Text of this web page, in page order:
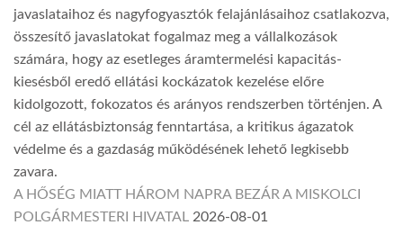
javaslataihoz és nagyfogyasztók felajánlásaihoz csatlakozva,
összesítő javaslatokat fogalmaz meg a vállalkozások
számára, hogy az esetleges áramtermelési kapacitás-
kiesésből eredő ellátási kockázatok kezelése előre
kidolgozott, fokozatos és arányos rendszerben történjen. A
cél az ellátásbiztonság fenntartása, a kritikus ágazatok
védelme és a gazdaság működésének lehető legkisebb
zavara.
A HŐSÉG MIATT HÁROM NAPRA BEZÁR A MISKOLCI
POLGÁRMESTERI HIVATAL 2026-08-01